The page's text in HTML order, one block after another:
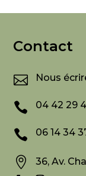
Contact
 Nous
 04 42 29
 06 14 34
 36, Av.